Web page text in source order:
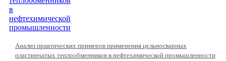
Анализ практических примеров применения цельносварных
пластинчатых теплообменников в нефтехимической промышленности